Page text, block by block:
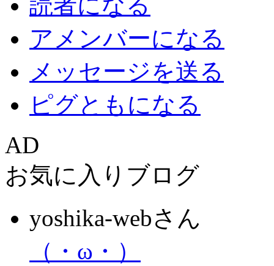
読者になる
アメンバーになる
メッセージを送る
ピグともになる
AD
お気に入りブログ
yoshika-webさん
（・ω・）